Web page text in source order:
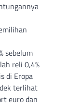
sebelum
reli 0,4%
di Eropa
terlihat
euro dan